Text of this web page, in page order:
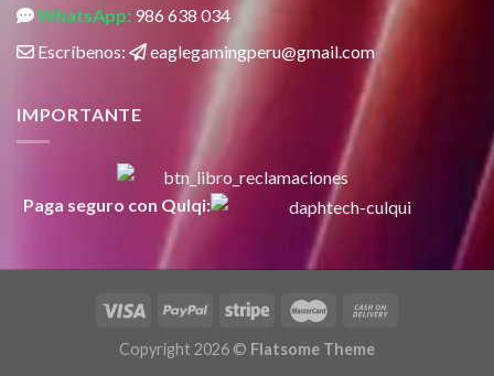
WhatsApp: 986 638 034
Escríbenos:
eaglegamingperu@gmail.com
IMPORTANTE
Paga seguro con Qulqi:
Copyright 2026 © Flatsome Theme